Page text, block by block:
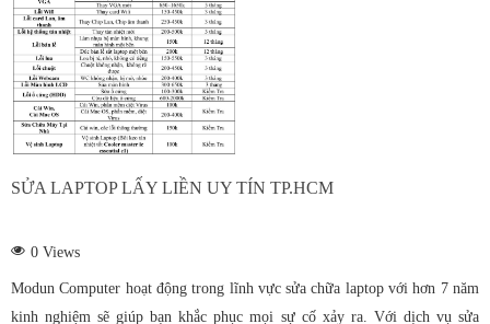
SỬA LAPTOP LẤY LIỀN UY TÍN TP.HCM
0 Views
Modun Computer hoạt động trong lĩnh vực sửa chữa laptop với hơn 7 năm
kinh nghiệm sẽ giúp bạn khắc phục mọi sự cố xảy ra. Với dịch vụ sửa